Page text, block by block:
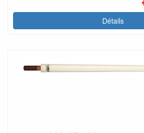
Détails